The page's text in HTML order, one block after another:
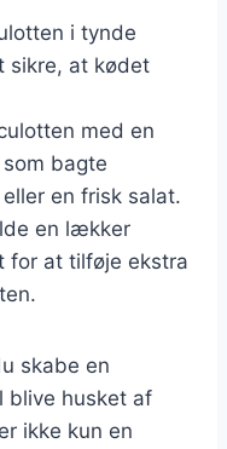
i tynde
sikre, at kødet
med en
bagte
en frisk salat.
en lækker
for at tilføje ekstra
skabe en
blive husket af
ikke kun en